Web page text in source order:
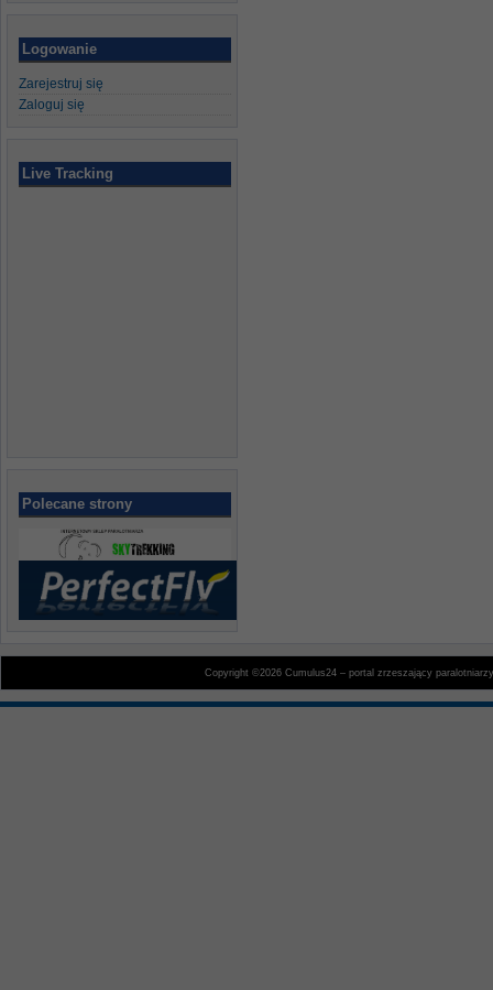
Logowanie
Zarejestruj się
Zaloguj się
Live Tracking
Polecane strony
Copyright ©2026 Cumulus24 – portal zrzeszający